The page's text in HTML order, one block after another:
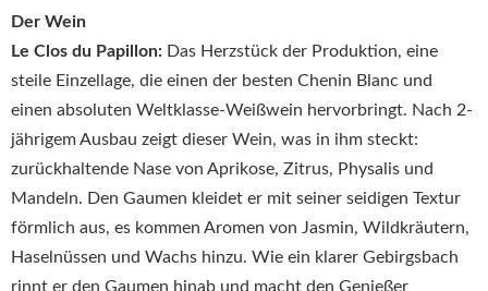
Der Wein
Le Clos du Papillon: Das Herzstück der Produktion, eine
steile Einzellage, die einen der besten Chenin Blanc und
einen absoluten Weltklasse-Weißwein hervorbringt. Nach 2-
jährigem Ausbau zeigt dieser Wein, was in ihm steckt:
zurückhaltende Nase von Aprikose, Zitrus, Physalis und
Mandeln. Den Gaumen kleidet er mit seiner seidigen Textur
förmlich aus, es kommen Aromen von Jasmin, Wildkräutern,
Haselnüssen und Wachs hinzu. Wie ein klarer Gebirgsbach
rinnt er den Gaumen hinab und macht den Genießer